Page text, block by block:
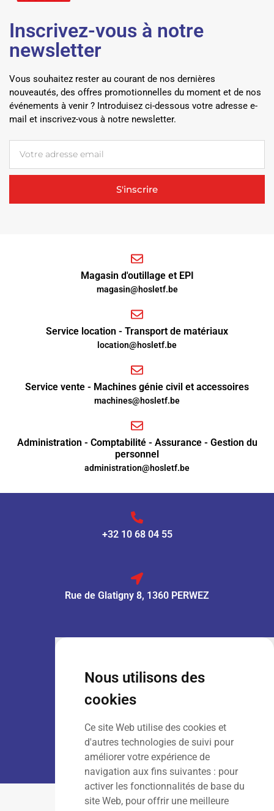
Nous utilisons des
cookies
Ce site Web utilise des cookies et
d'autres technologies de suivi pour
améliorer votre expérience de
navigation aux fins suivantes : pour
activer les fonctionnalités de base du
site Web, pour offrir une meilleure
Inscrivez-vous à notre
newsletter
Vous souhaitez rester au courant de nos dernières
nouveautés, des offres promotionnelles du moment et de nos
événements à venir ? Introduisez ci-dessous votre adresse e-
mail et inscrivez-vous à notre newsletter.
S'inscrire
Magasin d'outillage et EPI
magasin@hosletf.be
Service location - Transport de matériaux
location@hosletf.be
Service vente - Machines génie civil et accessoires
machines@hosletf.be
Administration - Comptabilité - Assurance - Gestion du
personnel
administration@hosletf.be
+32 10 68 04 55
Rue de Glatigny 8, 1360 PERWEZ
: 9h00 – 13h00
Dim: Fermé
LOCATION :
Lun – Ven: 7h00 – 18h00
Sam – Dim
: Fermé